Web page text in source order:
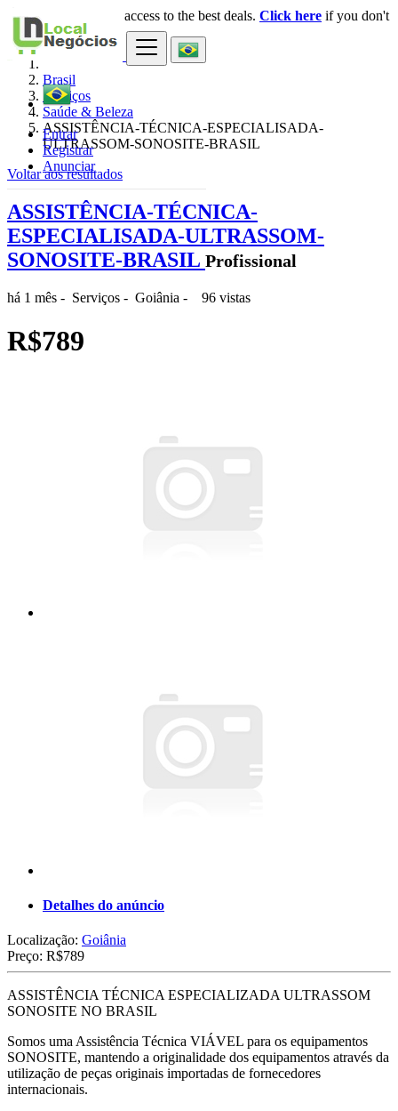
Entrar
Registrar
Anunciar
× Login for faster access to the best deals. Click here if you don't
have an account.
Brasil
Serviços
Saúde & Beleza
ASSISTÊNCIA-TÉCNICA-ESPECIALISADA-
ULTRASSOM-SONOSITE-BRASIL
Voltar aos resultados
ASSISTÊNCIA-TÉCNICA-
ESPECIALISADA-ULTRASSOM-
SONOSITE-BRASIL Profissional
há 1 mês - Serviços - Goiânia - 96 vistas
R$789
Detalhes do anúncio
Localização: Goiânia
Preço: R$789
ASSISTÊNCIA TÉCNICA ESPECIALIZADA ULTRASSOM
SONOSITE NO BRASIL
Somos uma Assistência Técnica VIÁVEL para os equipamentos
SONOSITE, mantendo a originalidade dos equipamentos através da
utilização de peças originais importadas de fornecedores
internacionais.